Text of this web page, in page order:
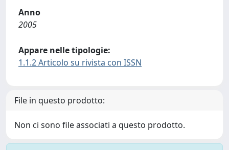
Anno
2005
Appare nelle tipologie:
1.1.2 Articolo su rivista con ISSN
File in questo prodotto:
Non ci sono file associati a questo prodotto.